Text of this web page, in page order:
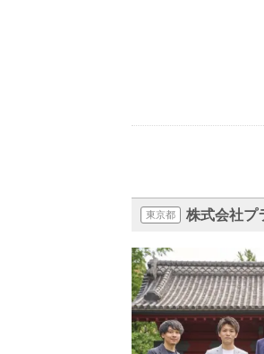
東京都 株式会社プ